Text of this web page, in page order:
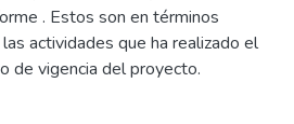
. Estos son en términos
actividades que ha realizado el
de vigencia del proyecto.